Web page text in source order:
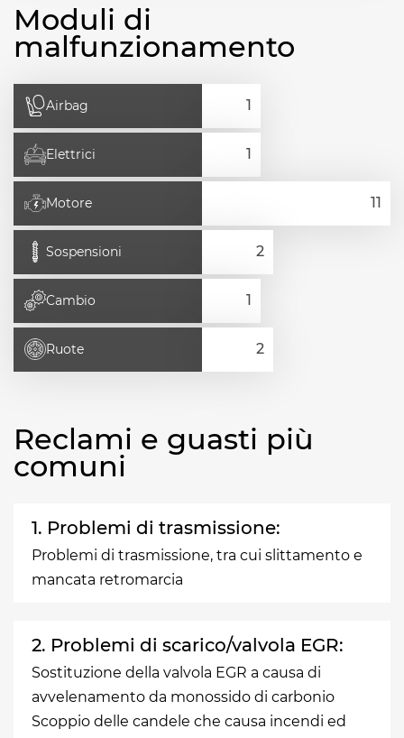
Moduli di
malfunzionamento
Airbag
Elettrici
Motore
Sospensioni
Cambio
Ruote
Reclami e guasti più
comuni
1. Problemi di trasmissione:
Problemi di trasmissione, tra cui slittamento e
mancata retromarcia
2. Problemi di scarico/valvola EGR:
Sostituzione della valvola EGR a causa di
avvelenamento da monossido di carbonio
Scoppio delle candele che causa incendi ed